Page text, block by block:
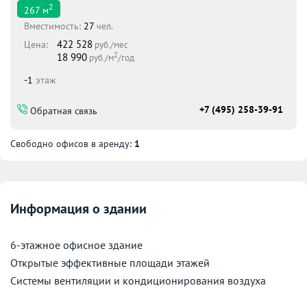
267 м2
Вместимоcть: 27 чел.
Цена:
422 528 руб./мес
18 990 руб./м2/год
-1 этаж
Обратная связь +7 (495) 258-39-91
Свободно офисов в аренду: 1
Информация о здании
6-этажное офисное здание
Открытые эффективные площади этажей
Системы вентиляции и кондиционирования воздуха